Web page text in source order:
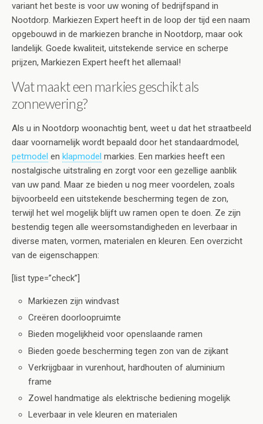
variant het beste is voor uw woning of bedrijfspand in
Nootdorp. Markiezen Expert heeft in de loop der tijd een naam
opgebouwd in de markiezen branche in Nootdorp, maar ook
landelijk. Goede kwaliteit, uitstekende service en scherpe
prijzen, Markiezen Expert heeft het allemaal!
Wat maakt een markies geschikt als
zonnewering?
Als u in Nootdorp woonachtig bent, weet u dat het straatbeeld
daar voornamelijk wordt bepaald door het standaardmodel,
petmodel en klapmodel markies. Een markies heeft een
nostalgische uitstraling en zorgt voor een gezellige aanblik
van uw pand. Maar ze bieden u nog meer voordelen, zoals
bijvoorbeeld een uitstekende bescherming tegen de zon,
terwijl het wel mogelijk blijft uw ramen open te doen. Ze zijn
bestendig tegen alle weersomstandigheden en leverbaar in
diverse maten, vormen, materialen en kleuren. Een overzicht
van de eigenschappen:
[list type=”check”]
Markiezen zijn windvast
Creëren doorloopruimte
Bieden mogelijkheid voor openslaande ramen
Bieden goede bescherming tegen zon van de zijkant
Verkrijgbaar in vurenhout, hardhouten of aluminium
frame
Zowel handmatige als elektrische bediening mogelijk
Leverbaar in vele kleuren en materialen